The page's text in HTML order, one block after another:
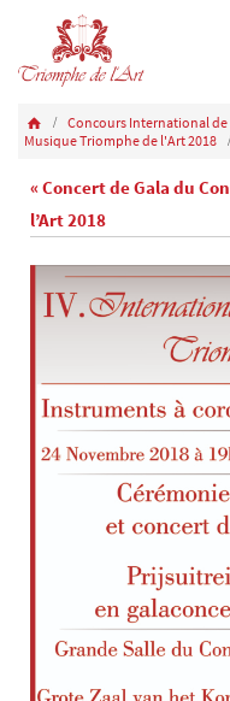
Concours International
Musique Triomphe de l'Art 2018
« Concert de Gala du
l’Art 2018